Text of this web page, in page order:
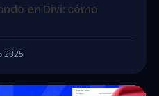
en Divi: cómo
2025